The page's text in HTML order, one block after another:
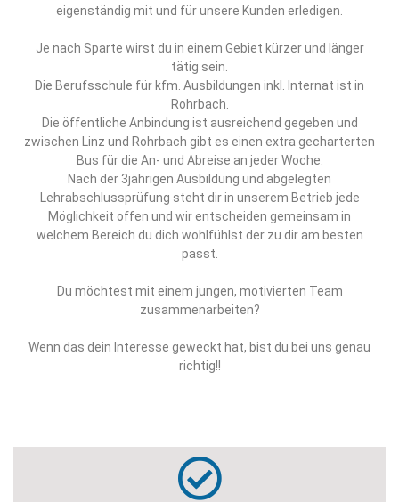
eigenständig mit und für unsere Kunden erledigen.
Je nach Sparte wirst du in einem Gebiet kürzer und länger
tätig sein.
Die Berufsschule für kfm. Ausbildungen inkl. Internat ist in
Rohrbach.
Die öffentliche Anbindung ist ausreichend gegeben und
zwischen Linz und Rohrbach gibt es einen extra gecharterten
Bus für die An- und Abreise an jeder Woche.
Nach der 3jährigen Ausbildung und abgelegten
Lehrabschlussprüfung steht dir in unserem Betrieb jede
Möglichkeit offen und wir entscheiden gemeinsam in
welchem Bereich du dich wohlfühlst der zu dir am besten
passt.
Du möchtest mit einem jungen, motivierten Team
zusammenarbeiten?
Wenn das dein Interesse geweckt hat, bist du bei uns genau
richtig!!